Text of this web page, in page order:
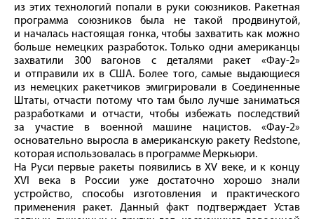
из этих технологий попали в руки союзников. Ракетная
программа союзников была не такой продвинутой,
и началась настоящая гонка, чтобы захватить как можно
больше немецких разработок. Только одни американцы
захватили 300 вагонов с деталями ракет «Фау‑2»
и отправили их в США. Более того, самые выдающиеся
из немецких ракетчиков эмигрировали в Соединенные
Штаты, отчасти потому что там было лучше заниматься
разработками и отчасти, чтобы избежать последствий
за участие в военной машине нацистов. «Фау‑2»
основательно выросла в американскую ракету Redstone,
которая использовалась в программе Меркьюри.
На Руси первые ракеты появились в ХV веке, и к концу
ХVI века в России уже достаточно хорошо знали
устройство, способы изготовления и практического
применения ракет. Данный факт подтверждает Устав